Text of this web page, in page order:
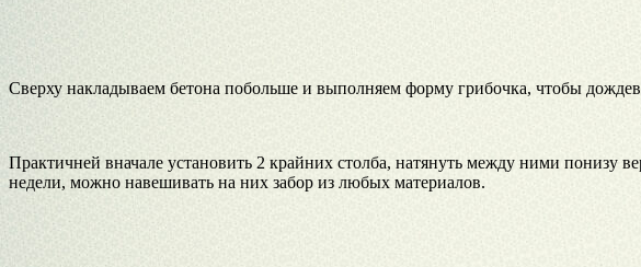
Сверху накладываем бетона побольше и выполняем форму грибочка, чтобы
Практичней вначале установить 2 крайних столба, натянуть между ними понизу
недели, можно навешивать на них забор из любых материалов.